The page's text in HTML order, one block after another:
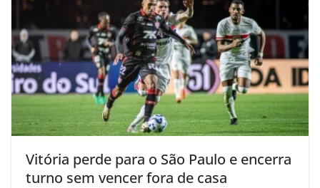
Vitória perde para o São Paulo e encerra
turno sem vencer fora de casa